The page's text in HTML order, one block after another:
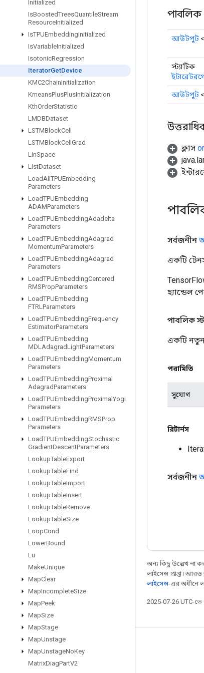
Initialized
IsBoostedTreesQuantileStream
ResourceInitialized
IsTPUEmbeddingInitialized
IsVariableInitialized
IsotonicRegression
IteratorGetDevice
KMC2ChainInitialization
KmeansPlusPlusInitialization
KthOrderStatistic
LMDBDataset
LSTMBlockCell
LSTMBlockCell Grad
LinSpace
ListDataset
LoadAll TPUEmbedding
Parameters
LoadTPUEmbedding
ADAMParameters
LoadTPUEmbeddingAdadelta
Parameters
LoadTPUEmbeddingAdagrad
MomentumParameters
LoadTPUEmbeddingAdagrad
Parameters
LoadTPUEmbeddingCentered
RMSPropParameters
LoadTPUEmbedding
FTRLParameters
LoadTPUEmbeddingFrequency
EstimatorParameters
LoadTPUEmbedding
MDLAdagradLightParameters
LoadTPUEmbeddingMomentum
Parameters
LoadTPUEmbeddingProximal
AdagradParameters
LoadTPUEmbeddingProximal Yogi
Parameters
LoadTPUEmbeddingRMSProp
Parameters
LoadTPUEmbeddingStochastic
GradientDescentParameters
LookupTableExport
LookupTableFind
LookupTableImport
LookupTableInsert
LookupTableRemove
LookupTableSize
LoopCond
LowerBound
Lu
MakeUnique
MapClear
MapIncompleteSize
MapPeek
MapSize
MapStage
MapUnstage
MapUnstageNoKey
MatrixDiagPartV2
পাবলিক
আউটপুট
স্ট্যাটিক
আউটপুট
ক্লাস
সর্বজনীন
একটি
হ্যান্ডেল
পাবলিক
একটি নতুন
পরামিতি
সুযোগ
রিটার্নস
সর্বজনীন
অন্য কিছু উল্লেখ না
লাইসেন্স প্রাপ্ত। আরও
লাইসেন্স-এর অধীনে
2025-07-26 UTC-
সবসময় যুক্ত থাকুন